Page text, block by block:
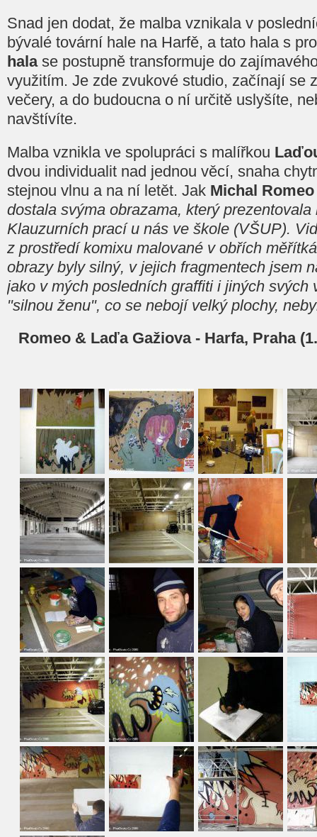
Snad jen dodat, že malba vznikala v
bývalé tovární hale na Harfě, a tato hala s
halase postupně transformuje do
využitím. Je zde zvukové studio, začínají se
večery, a do budoucna o ní určitě uslyšíte,
navštívíte.
Malba vznikla ve spolupráci s malířkou
dvou individualit nad jednou věcí, snaha
stejnou vlnu a na ní letět. Jak Michal Romeo
dostala svýma obrazama, který
Klauzurních prací u nás ve škole (VŠUP).
z prostředí komixu malované v obřích
obrazy byly silný, v jejich fragmentech jsem
jako v mých posledních graffiti i jiných svých
"silnou ženu", co se nebojí velký plochy,
Romeo & Laďa Gažiova - Harfa, Praha